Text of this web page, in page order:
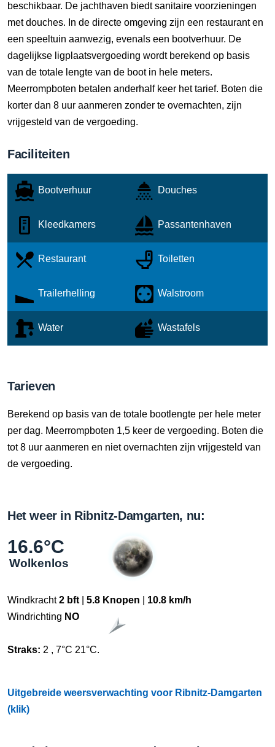
beschikbaar. De jachthaven biedt sanitaire voorzieningen
met douches. In de directe omgeving zijn een restaurant en
een speeltuin aanwezig, evenals een bootverhuur. De
dagelijkse ligplaatsvergoeding wordt berekend op basis
van de totale lengte van de boot in hele meters.
Meerrompboten betalen anderhalf keer het tarief. Boten die
korter dan 8 uur aanmeren zonder te overnachten, zijn
vrijgesteld van de vergoeding.
Faciliteiten
Bootverhuur Douches
Kleedkamers Passantenhaven
Restaurant Toiletten
Trailerhelling Walstroom
Water Wastafels
Tarieven
Berekend op basis van de totale bootlengte per hele meter
per dag. Meerrompboten 1,5 keer de vergoeding. Boten die
tot 8 uur aanmeren en niet overnachten zijn vrijgesteld van
de vergoeding.
Het weer in Ribnitz-Damgarten, nu:
16.6°C
Wolkenlos
Windkracht2 bft 5.8 Knopen
10.8 km/h
Windrichting NO
Straks: 2 , 7°C 21°C.
Uitgebreide weersverwachting voor Ribnitz-Damgarten
(klik)